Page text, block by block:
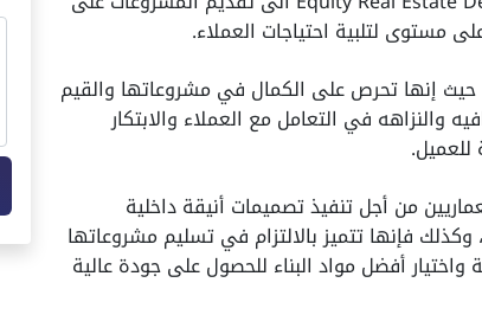
مستوى لتلبية احتياجات العملاء.
إنها تحرص على الكمال في مشروعاتها والقيم
والنزاهه في التعامل مع العملاء والابتكار
للعميل.
من أجل تنفيذ تصميمات أنيقة داخلية
فإنها تتميز بالالتزام في تسليم مشروعاتها
واختيار أفضل مواد البناء للحصول على جودة عالية